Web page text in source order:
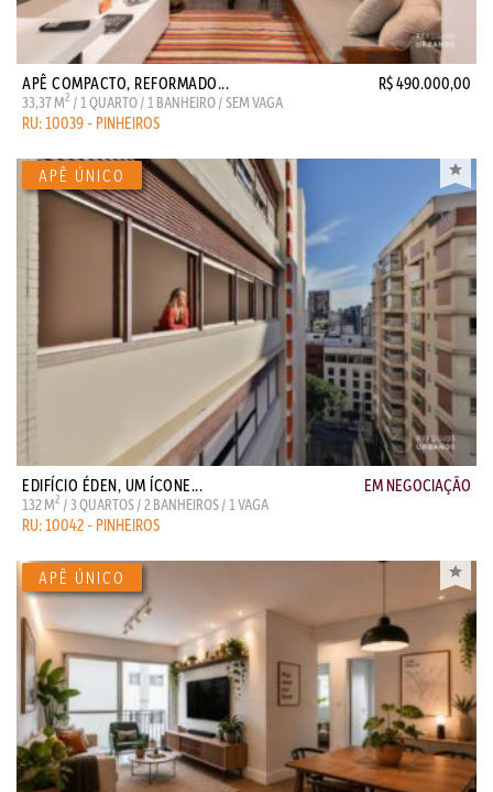
APÊ COMPACTO, REFORMADO... R$ 490.000,00
33,37 M2 / 1 QUARTO / 1 BANHEIRO / SEM VAGA
RU: 10039 - PINHEIROS
EDIFÍCIO ÉDEN, UM ÍCONE... EM NEGOCIAÇÃO
132 M2 / 3 QUARTOS / 2 BANHEIROS / 1 VAGA
RU: 10042 - PINHEIROS